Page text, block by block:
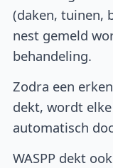
(daken, tuinen,
nest gemeld
behandeling.
Zodra een
dekt, wordt
automatisch
WASPP dekt